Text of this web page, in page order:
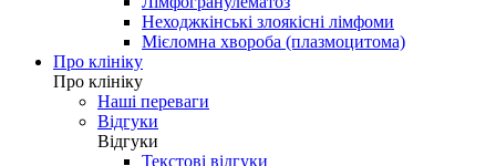
Неходжкінські злоякісні лімфоми
Мієломна хвороба (плазмоцитома)
Про клініку
Про клініку
Наші переваги
Відгуки
Відгуки
Текстові відгуки